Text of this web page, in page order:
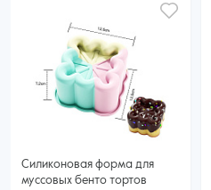
Силиконовая форма для
муссовых бенто тортов